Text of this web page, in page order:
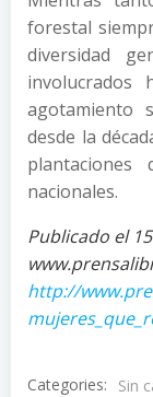
forestal
diversidad
involucrados
agotamiento
desde la
plantaciones
nacionales.
Publicado el
http://
Categories:
Sin